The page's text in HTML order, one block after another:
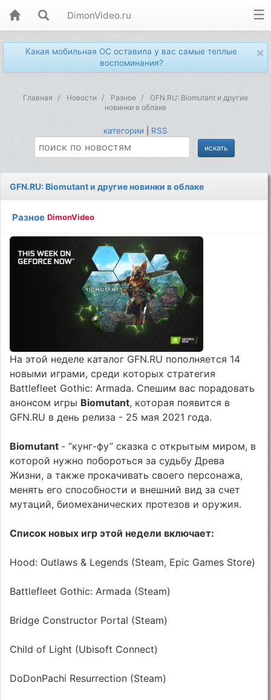
DimonVideo.ru
×
Какая мобильная ОС оставила у вас самые теплые
воспоминания?
Главная Новости Разное
GFN.RU: Biomutant и другие
новинки в облаке
категории RSS
GFN.RU: Biomutant и другие новинки в облаке
Разное DimonVideo
На этой неделе каталог GFN.RU пополняется 14
новыми играми, среди которых стратегия
Battlefleet Gothic: Armada. Спешим вас порадовать
анонсом игры Biomutant, которая появится в
GFN.RU в день релиза - 25 мая 2021 года.
Biomutant - “кунг-фу” сказка с открытым миром, в
которой нужно побороться за судьбу Древа
Жизни, а также прокачивать своего персонажа,
менять его способности и внешний вид за счет
мутаций, биомеханических протезов и оружия.
Список новых игр этой недели включает:
Hood: Outlaws & Legends (Steam, Epic Games Store)
Battlefleet Gothic: Armada (Steam)
Bridge Constructor Portal (Steam)
Child of Light (Ubisoft Connect)
DoDonPachi Resurrection (Steam)